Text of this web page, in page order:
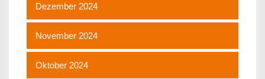
Dezember 2024
November 2024
Oktober 2024